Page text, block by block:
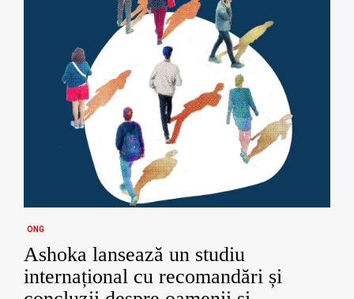
ONG
Ashoka lansează un studiu
internațional cu recomandări și